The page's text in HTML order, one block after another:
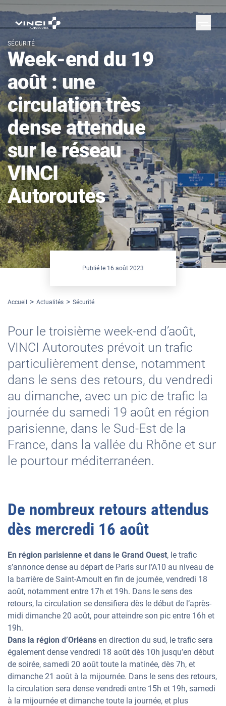
SÉCURITÉ
Week-end du 19
août : une
circulation très
dense attendue
sur le réseau
VINCI
Autoroutes
Publié le 16 août 2023
Accueil Actualités Sécurité
Pour le troisième week-end d’août,
VINCI Autoroutes prévoit un trafic
particulièrement dense, notamment
dans le sens des retours, du vendredi
au dimanche, avec un pic de trafic la
journée du samedi 19 août en région
parisienne, dans le Sud-Est de la
France, dans la vallée du Rhône et sur
le pourtour méditerranéen.
De nombreux retours attendus
dès mercredi 16 août
En région parisienne et dans le Grand Ouest, le trafic
s’annonce dense au départ de Paris sur l’A10 au niveau de
la barrière de Saint-Arnoult en fin de journée, vendredi 18
août, notamment entre 17h et 19h. Dans le sens des
retours, la circulation se densifiera dès le début de l’après-
midi dimanche 20 août, pour atteindre son pic entre 16h et
19h.
Dans la région d’Orléans en direction du sud, le trafic sera
également dense vendredi 18 août dès 10h jusqu’en début
de soirée, samedi 20 août toute la matinée, dès 7h, et
dimanche 21 août à la mijournée. Dans le sens des retours,
la circulation sera dense vendredi entre 15h et 19h, samedi
à la mijournée et dimanche toute la journée, et plus